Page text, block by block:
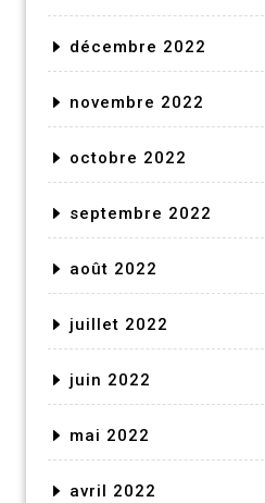
décembre 2022
novembre 2022
octobre 2022
septembre 2022
août 2022
juillet 2022
juin 2022
mai 2022
avril 2022